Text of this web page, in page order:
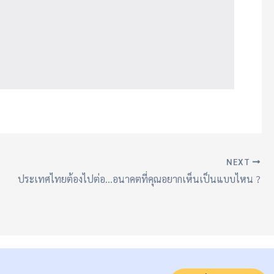
NEXT
ประเทศไทยต้องไปต่อ…อนาคตที่คุณอยากเห็นเป็นแบบไหน ?